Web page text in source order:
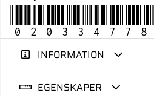
INFORMATION
EGENSKAPER